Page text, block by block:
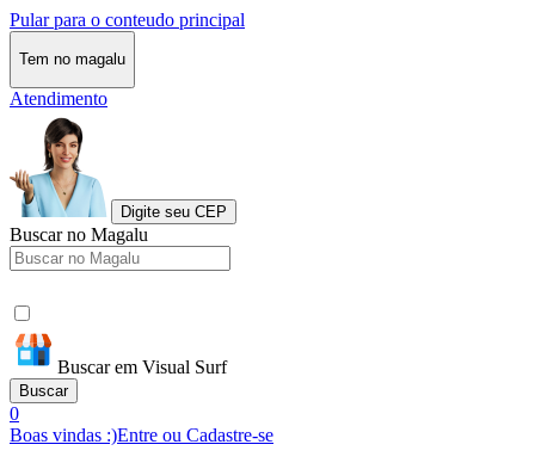
Pular para o conteudo principal
Tem no magalu
Atendimento
Digite seu CEP
Buscar no Magalu
Buscar em Visual Surf
Buscar
0
Boas vindas :)Entre ou Cadastre-se